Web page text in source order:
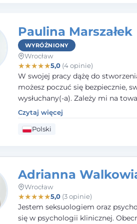
Paulina Marszałek
WYRÓŻNIONY
Wrocław
★★★★★5,0(4 opinie)
W swojej pracy dążę do
możesz poczuć się bezpiecznie,
wysłuchany(-a). Zależy mi na
większego dobrostanu, lepszego
budowania wartościowych i
zarówno z innymi, jak i z samym
Czytaj więcej
Polski
Adrianna
Wrocław
★★★★★5,0(3 opinie)
Jestem seksuologiem oraz
się w psychologii klinicznej.